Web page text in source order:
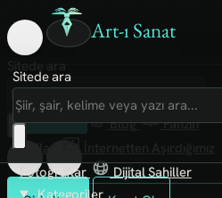
Art-ı Sanat
Sitede ara
Art-ı Sosyal
İmece
Kütüphane
Blog
Fanzin
Rafları
Fotoğraflar
Dijital Sahiller
Kategoriler